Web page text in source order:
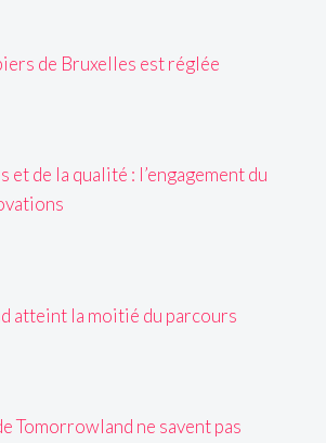
de Bruxelles est réglée
et de la qualité : l’engagement du
atteint la moitié du parcours
Tomorrowland ne savent pas